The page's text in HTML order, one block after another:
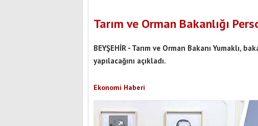
Tarım ve Orman Bakanlığı
BEYŞEHİR - Tarım ve Orman Bakanı Yumaklı,
yapılacağını açıkladı.
Ekonomi Haberi